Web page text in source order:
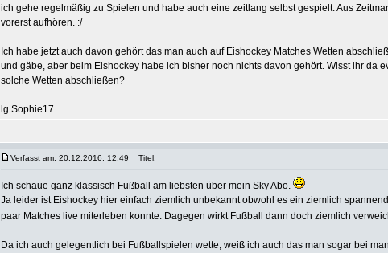
ich gehe regelmäßig zu Spielen und habe auch eine zeitlang selbst gespielt. Aus
vorerst aufhören. :/
Ich habe jetzt auch davon gehört das man auch auf Eishockey Matches Wetten
und gäbe, aber beim Eishockey habe ich bisher noch nichts davon gehört. Wisst ihr da
solche Wetten abschließen?
lg Sophie17
Verfasst am: 20.12.2016, 12:49 Titel:
Ich schaue ganz klassisch Fußball am liebsten über mein Sky Abo.
Ja leider ist Eishockey hier einfach ziemlich unbekannt obwohl es ein ziemlich
paar Matches live miterleben konnte. Dagegen wirkt Fußball dann doch ziemlich
Da ich auch gelegentlich bei Fußballspielen wette, weiß ich auch das man sogar bei